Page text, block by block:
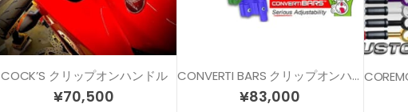
COCK’S クリップオンハンドル
¥70,500
CONVERTI BARS クリップオンハンドル 各サイズ/各色
¥83,000